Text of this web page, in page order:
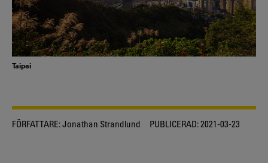
Taipei
FÖRFATTARE:Jonathan Strandlund PUBLICERAD:2021-03-23